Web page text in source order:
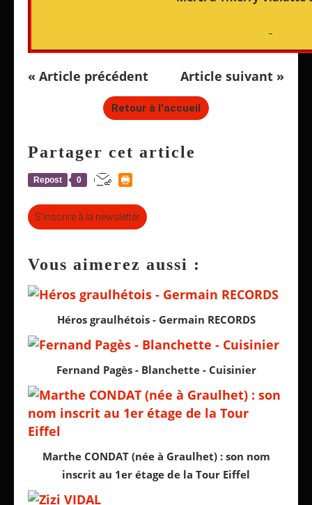
« Article précédent Article suivant »
Retour à l'accueil
Partager cet article
Repost 0
S'inscrire à la newsletter
Vous aimerez aussi :
Héros graulhétois - Germain RECORDS
Fernand Pagès - Blanchette - Cuisinier
Marthe CONDAT (née à Graulhet) : son nom
inscrit au 1er étage de la Tour Eiffel